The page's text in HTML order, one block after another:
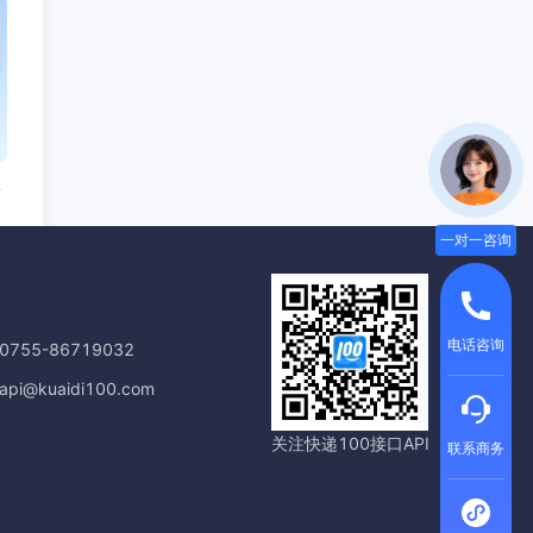
一对一咨询
电话咨询
联系商务
0755-86719032
关注快递100接口API